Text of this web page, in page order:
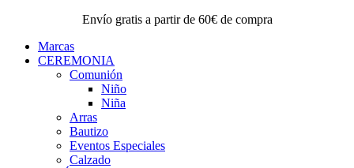
Envío gratis a partir de 60€ de compra
Marcas
CEREMONIA
Comunión
Niño
Niña
Arras
Bautizo
Eventos Especiales
Calzado